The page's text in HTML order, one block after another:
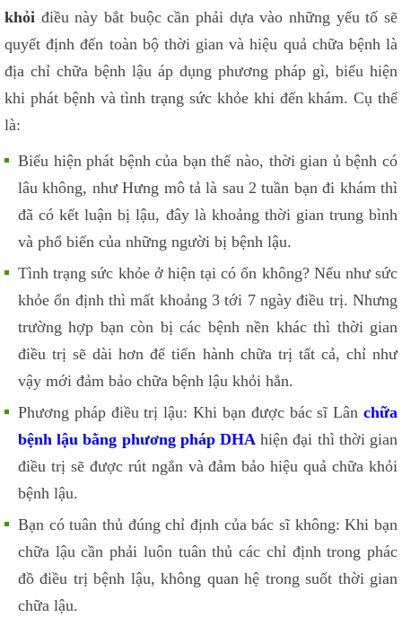
khỏi điều này bắt buộc cần phải dựa vào những yếu tố sẽ
quyết định đến toàn bộ thời gian và hiệu quả chữa bệnh là
địa chỉ chữa bệnh lậu áp dụng phương pháp gì, biểu hiện
khi phát bệnh và tình trạng sức khỏe khi đến khám. Cụ thể
là:
Biểu hiện phát bệnh của bạn thế nào, thời gian ủ bệnh có
lâu không, như Hưng mô tả là sau 2 tuần bạn đi khám thì
đã có kết luận bị lậu, đây là khoảng thời gian trung bình
và phổ biến của những người bị bệnh lậu.
Tình trạng sức khỏe ở hiện tại có ổn không? Nếu như sức
khỏe ổn định thì mất khoảng 3 tới 7 ngày điều trị. Nhưng
trường hợp bạn còn bị các bệnh nền khác thì thời gian
điều trị sẽ dài hơn để tiến hành chữa trị tất cả, chỉ như
vậy mới đảm bảo chữa bệnh lậu khỏi hẳn.
Phương pháp điều trị lậu: Khi bạn được bác sĩ Lân chữa
bệnh lậu bằng phương pháp DHA hiện đại thì thời gian
điều trị sẽ được rút ngắn và đảm bảo hiệu quả chữa khỏi
bệnh lậu.
Bạn có tuân thủ đúng chỉ định của bác sĩ không: Khi bạn
chữa lậu cần phải luôn tuân thủ các chỉ định trong phác
đồ điều trị bệnh lậu, không quan hệ trong suốt thời gian
chữa lậu.